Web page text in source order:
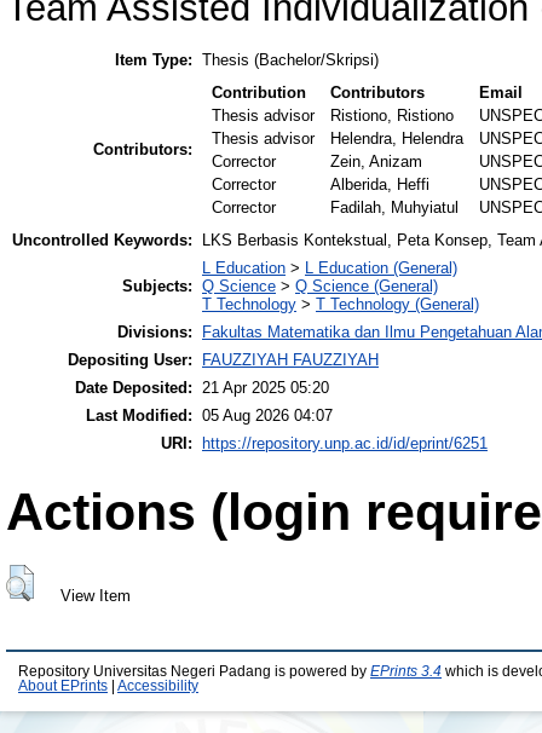
Item Type: Thesis (Bachelor/Skripsi)
Contributors:
Contribution Contributors
Email
Thesis advisor
Ristiono, Ristiono
Thesis advisor
Helendra, Helendra
Corrector
Zein, Anizam
Corrector
Alberida, Heffi
Corrector
Fadilah, Muhyiatul
Uncontrolled Keywords:
LKS Berbasis Kontekstual, Peta Konsep,
Subjects:
L Education > L Education (General)
Q Science > Q Science (General)
T Technology > T Technology (General)
Divisions:
Fakultas Matematika dan Ilmu Pengetahuan
Depositing User:
FAUZZIYAH FAUZZIYAH
Date Deposited: 21 Apr 2025 05:20
Last Modified: 05 Aug 2026 04:07
URI:
https://repository.unp.ac.id/id/eprint/6251
Actions (login
View Item
Repository Universitas Negeri Padang is powered by EPrints 3.4 which is
About EPrints
Accessibility